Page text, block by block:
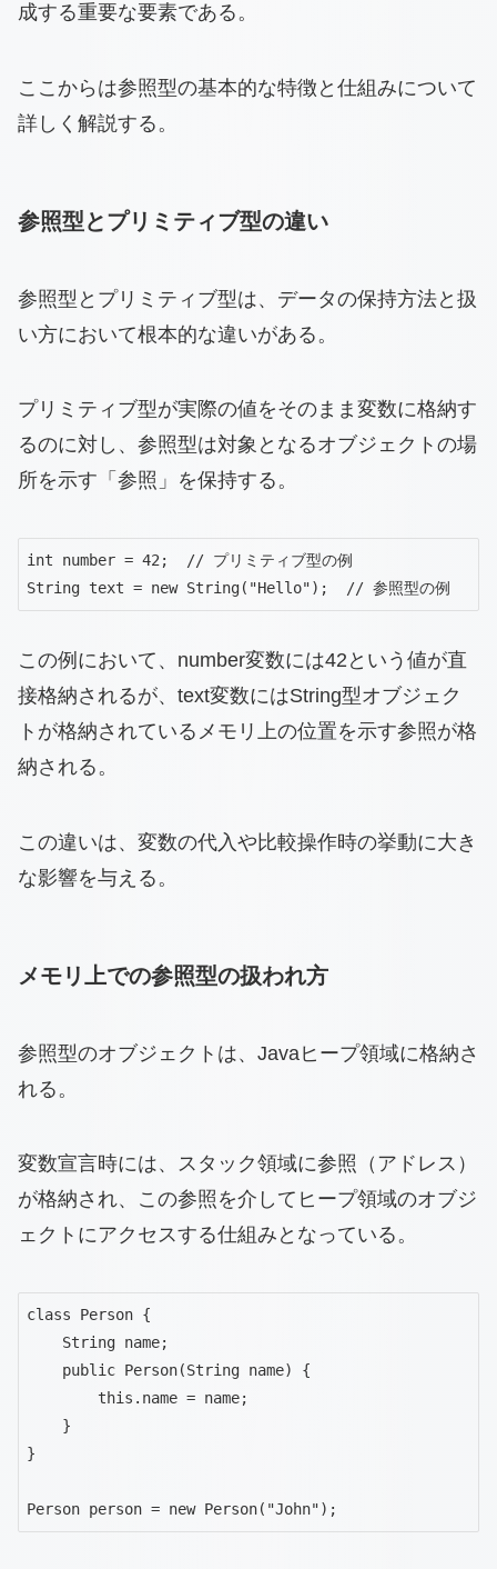
成する重要な要素である。
ここからは参照型の基本的な特徴と仕組みについて
詳しく解説する。
参照型とプリミティブ型の違い
参照型とプリミティブ型は、データの保持方法と扱
い方において根本的な違いがある。
プリミティブ型が実際の値をそのまま変数に格納す
るのに対し、参照型は対象となるオブジェクトの場
所を示す「参照」を保持する。
int number = 42;  // プリミティブ型の例
String text = new String("Hello");  // 参照型の例
この例において、number変数には42という値が直
接格納されるが、text変数にはString型オブジェク
トが格納されているメモリ上の位置を示す参照が格
納される。
この違いは、変数の代入や比較操作時の挙動に大き
な影響を与える。
メモリ上での参照型の扱われ方
参照型のオブジェクトは、Javaヒープ領域に格納さ
れる。
変数宣言時には、スタック領域に参照（アドレス）
が格納され、この参照を介してヒープ領域のオブジ
ェクトにアクセスする仕組みとなっている。
class Person {
}
Person person = new Person("John");